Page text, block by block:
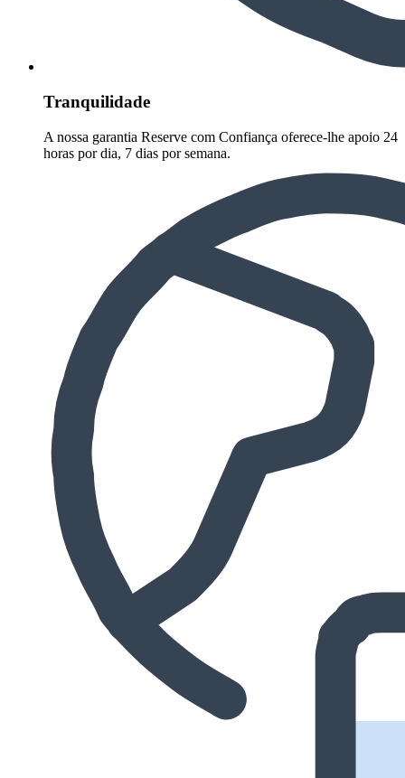
Tranquilidade
A nossa garantia Reserve com Confiança oferece-lhe apoio 24
horas por dia, 7 dias por semana.